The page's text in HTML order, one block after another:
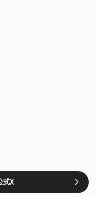
式X